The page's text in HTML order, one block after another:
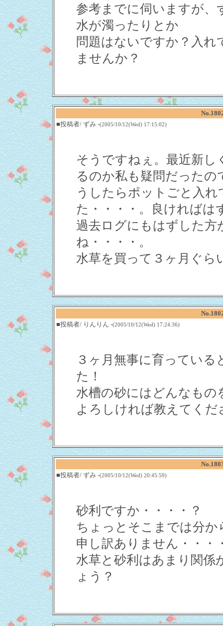
参考までに伺いますが
水が濁ったりとか
問題はないですか？入
ませんか？
■投稿者/ ずみ -(2005/10/12(Wed) 17:15:02)
そうですねぇ。最近新
るのか私も疑問だったの
うしたらポットごと入
た・・・・。良ければは
過去ログにもはずした
ね・・・・。
水草を買って３ヶ月ぐら
■投稿者/ りんりん -(2005/10/12(Wed) 17:24:36)
３ヶ月無事に育ってい
た！
水槽の砂にはどんなもの
よろしければ教えてくだ
■投稿者/ ずみ -(2005/10/12(Wed) 20:45:59)
砂利ですか・・・・？
ちょっとそこまでは分か
申し訳ありません・・・
水草と砂利はあまり関係
ょう？